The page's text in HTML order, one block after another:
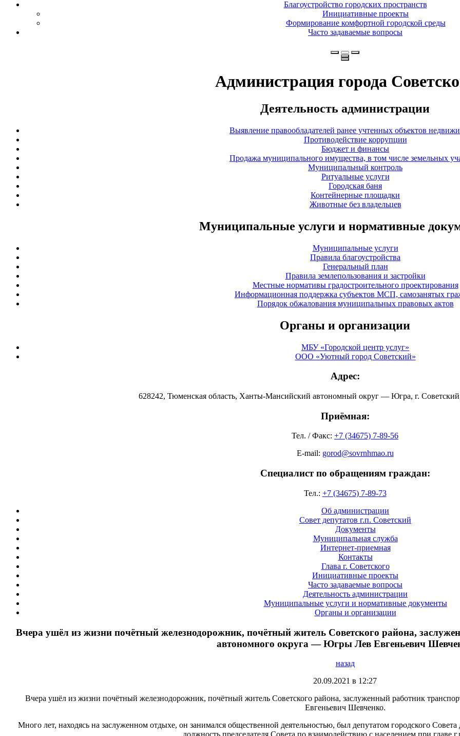
Благоустройство городских пространств
Инициативные проекты
Формирование комфортной городской среды
Часто задаваемые вопросы
Администрация города
Деятельность администрации
Выявление правообладателей ранее учтенных объектов
Противодействие коррупции
Бюджет и финансы
Продажа муниципального имущества, в том числе земельных
Муниципальный контроль
Ритуальные услуги
Городская баня
Контейнерные площадки
Животные без владельцев
Муниципальные услуги и нормативные
Муниципальные услуги
Правила благоустройства
Генеральный план
Правила землепользования и застройки
Местные нормативы градостроительного проектирования
Информационная поддержка субъектов МСП, самозанятых
Порядок обжалования муниципальных правовых актов
Органы и организации
МБУ «Городской центр услуг»
ООО «Уютный город Советский»
Адрес:
628242, Тюменская область, Ханты-Мансийский автономный округ — Югра, г.
Приёмная:
Тел. / Факс: +7 (34675) 7-89-56
E-mail: gorod@sovrnhmao.ru
Специалист по обращениям граждан:
Тел.: +7 (34675) 7-89-73
Об администрации
Совет депутатов г.п. Советский
Документы
Муниципальная служба
Интернет-приемная
Контакты
Глава г. Советского
Инициативные проекты
Часто задаваемые вопросы
Деятельность администрации
Муниципальные услуги и нормативные документы
Органы и организации
Вчера ушёл из жизни почётный железнодорожник, почётный житель Советского района,
автономного округа — Югры Лев Евгеньевич
назад
20.09.2021 в 12:27
Вчера ушёл из жизни почётный железнодорожник, почётный житель Советского района, заслуженный работник
Евгеньевич Шевченко.
Много лет, находясь на заслуженном отдыхе, он занимался общественной деятельностью, был депутатом городского